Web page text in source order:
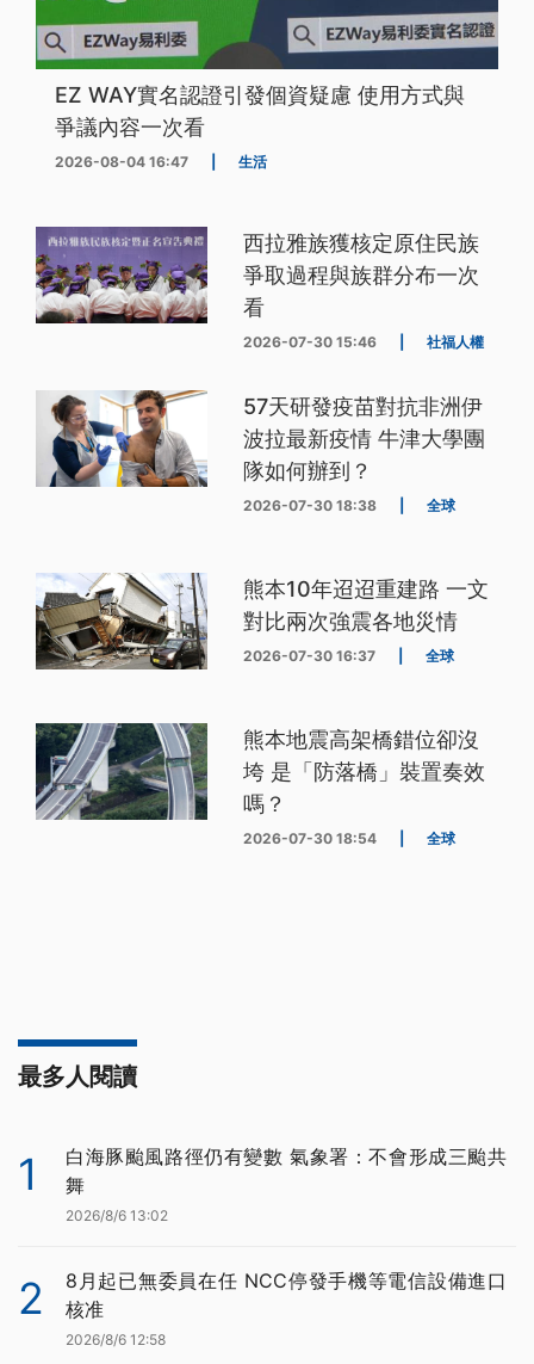
EZ WAY實名認證引發個資疑慮 使用方式與
爭議內容一次看
2026-08-04 16:47 生活
西拉雅族獲核定原住民族
爭取過程與族群分布一次
看
2026-07-30 15:46 社福人權
57天研發疫苗對抗非洲伊
波拉最新疫情 牛津大學團
隊如何辦到？
2026-07-30 18:38 全球
熊本10年迢迢重建路 一文
對比兩次強震各地災情
2026-07-30 16:37 全球
熊本地震高架橋錯位卻沒
垮 是「防落橋」裝置奏效
嗎？
2026-07-30 18:54 全球
最多人閱讀
1
白海豚颱風路徑仍有變數 氣象署：不會形成三颱共
舞
2026/8/6 13:02
2
8月起已無委員在任 NCC停發手機等電信設備進口
核准
2026/8/6 12:58